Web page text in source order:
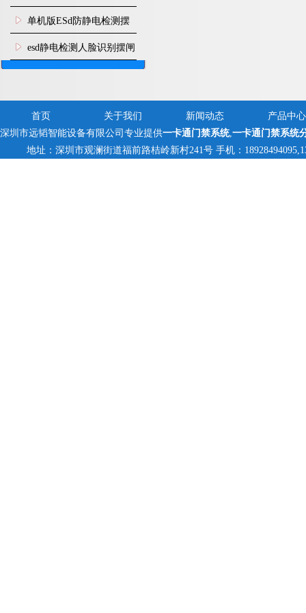
机
单机版ESd防静电检测摆
闸机
esd静电检测人脸识别摆闸
安装
首页 关于我们 新闻动态
产品中心
深圳市远韬智能设备有限公司专业提供一卡通门禁系统,一卡通门禁系统
地址：深圳市观澜街道福前路桔岭新村241号 手机：